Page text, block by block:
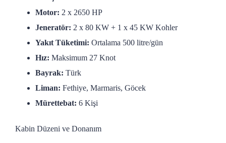
Motor: 2 x 2650 HP
Jeneratör: 2 x 80 KW + 1 x 45 KW Kohler
Yakıt Tüketimi: Ortalama 500 litre/gün
Hız: Maksimum 27 Knot
Bayrak: Türk
Liman: Fethiye, Marmaris, Göcek
Mürettebat: 6 Kişi
Kabin Düzeni ve Donanım